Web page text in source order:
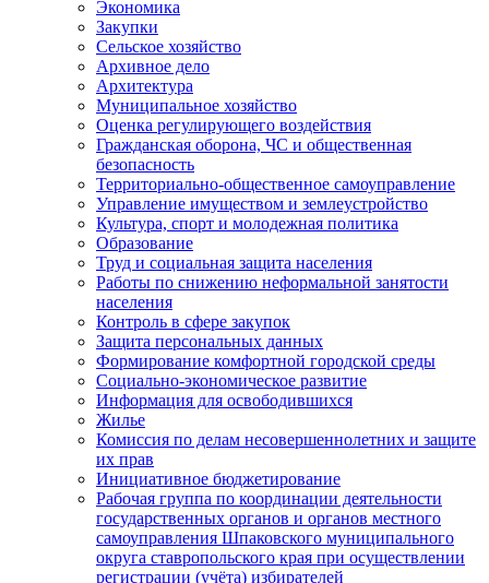
Экономика
Закупки
Сельское хозяйство
Архивное дело
Архитектура
Муниципальное хозяйство
Оценка регулирующего воздействия
Гражданская оборона, ЧС и общественная
безопасность
Территориально-общественное самоуправление
Управление имуществом и землеустройство
Культура, спорт и молодежная политика
Образование
Труд и социальная защита населения
Работы по снижению неформальной занятости
населения
Контроль в сфере закупок
Защита персональных данных
Формирование комфортной городской среды
Социально-экономическое развитие
Информация для освободившихся
Жилье
Комиссия по делам несовершеннолетних и защите
их прав
Инициативное бюджетирование
Рабочая группа по координации деятельности
государственных органов и органов местного
самоуправления Шпаковского муниципального
округа ставропольского края при осуществлении
регистрации (учёта) избирателей